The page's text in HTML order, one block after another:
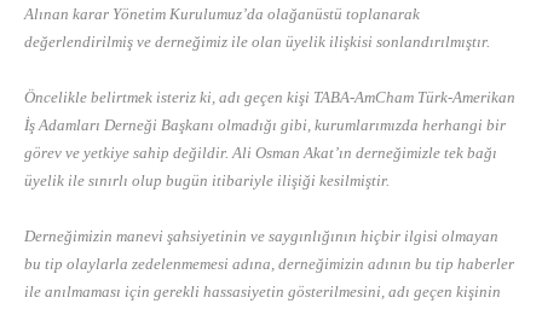
Alınan karar Yönetim Kurulumuz’da olağanüstü toplanarak
değerlendirilmiş ve derneğimiz ile olan üyelik ilişkisi sonlandırılmıştır.
Öncelikle belirtmek isteriz ki, adı geçen kişi TABA-AmCham Türk-Amerikan
İş Adamları Derneği Başkanı olmadığı gibi, kurumlarımızda herhangi bir
görev ve yetkiye sahip değildir. Ali Osman Akat’ın derneğimizle tek bağı
üyelik ile sınırlı olup bugün itibariyle ilişiği kesilmiştir.
Derneğimizin manevi şahsiyetinin ve saygınlığının hiçbir ilgisi olmayan
bu tip olaylarla zedelenmemesi adına, derneğimizin adının bu tip haberler
ile anılmaması için gerekli hassasiyetin gösterilmesini, adı geçen kişinin